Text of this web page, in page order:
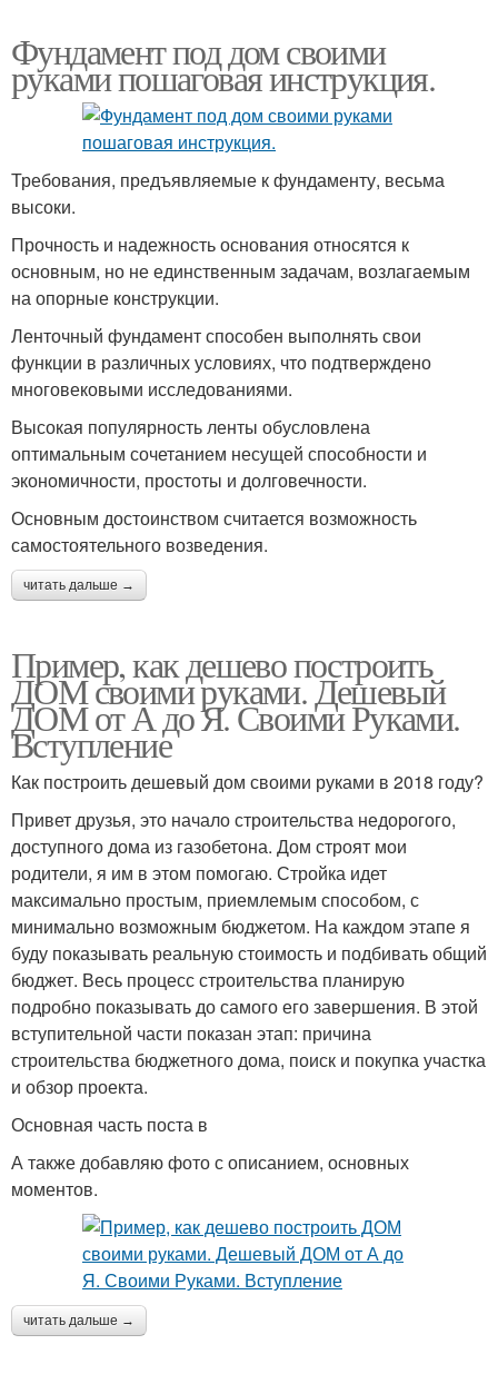
Фундамент под дом своими
руками пошаговая инструкция.
Требования, предъявляемые к фундаменту, весьма
высоки.
Прочность и надежность основания относятся к
основным, но не единственным задачам, возлагаемым
на опорные конструкции.
Ленточный фундамент способен выполнять свои
функции в различных условиях, что подтверждено
многовековыми исследованиями.
Высокая популярность ленты обусловлена
оптимальным сочетанием несущей способности и
экономичности, простоты и долговечности.
Основным достоинством считается возможность
самостоятельного возведения.
читать дальше →
Пример, как дешево построить
ДОМ своими руками. Дешевый
ДОМ от А до Я. Своими Руками.
Вступление
Как построить дешевый дом своими руками в 2018 году?
Привет друзья, это начало строительства недорогого,
доступного дома из газобетона. Дом строят мои
родители, я им в этом помогаю. Стройка идет
максимально простым, приемлемым способом, с
минимально возможным бюджетом. На каждом этапе я
буду показывать реальную стоимость и подбивать общий
бюджет. Весь процесс строительства планирую
подробно показывать до самого его завершения. В этой
вступительной части показан этап: причина
строительства бюджетного дома, поиск и покупка участка
и обзор проекта.
Основная часть поста в
А также добавляю фото с описанием, основных
моментов.
читать дальше →